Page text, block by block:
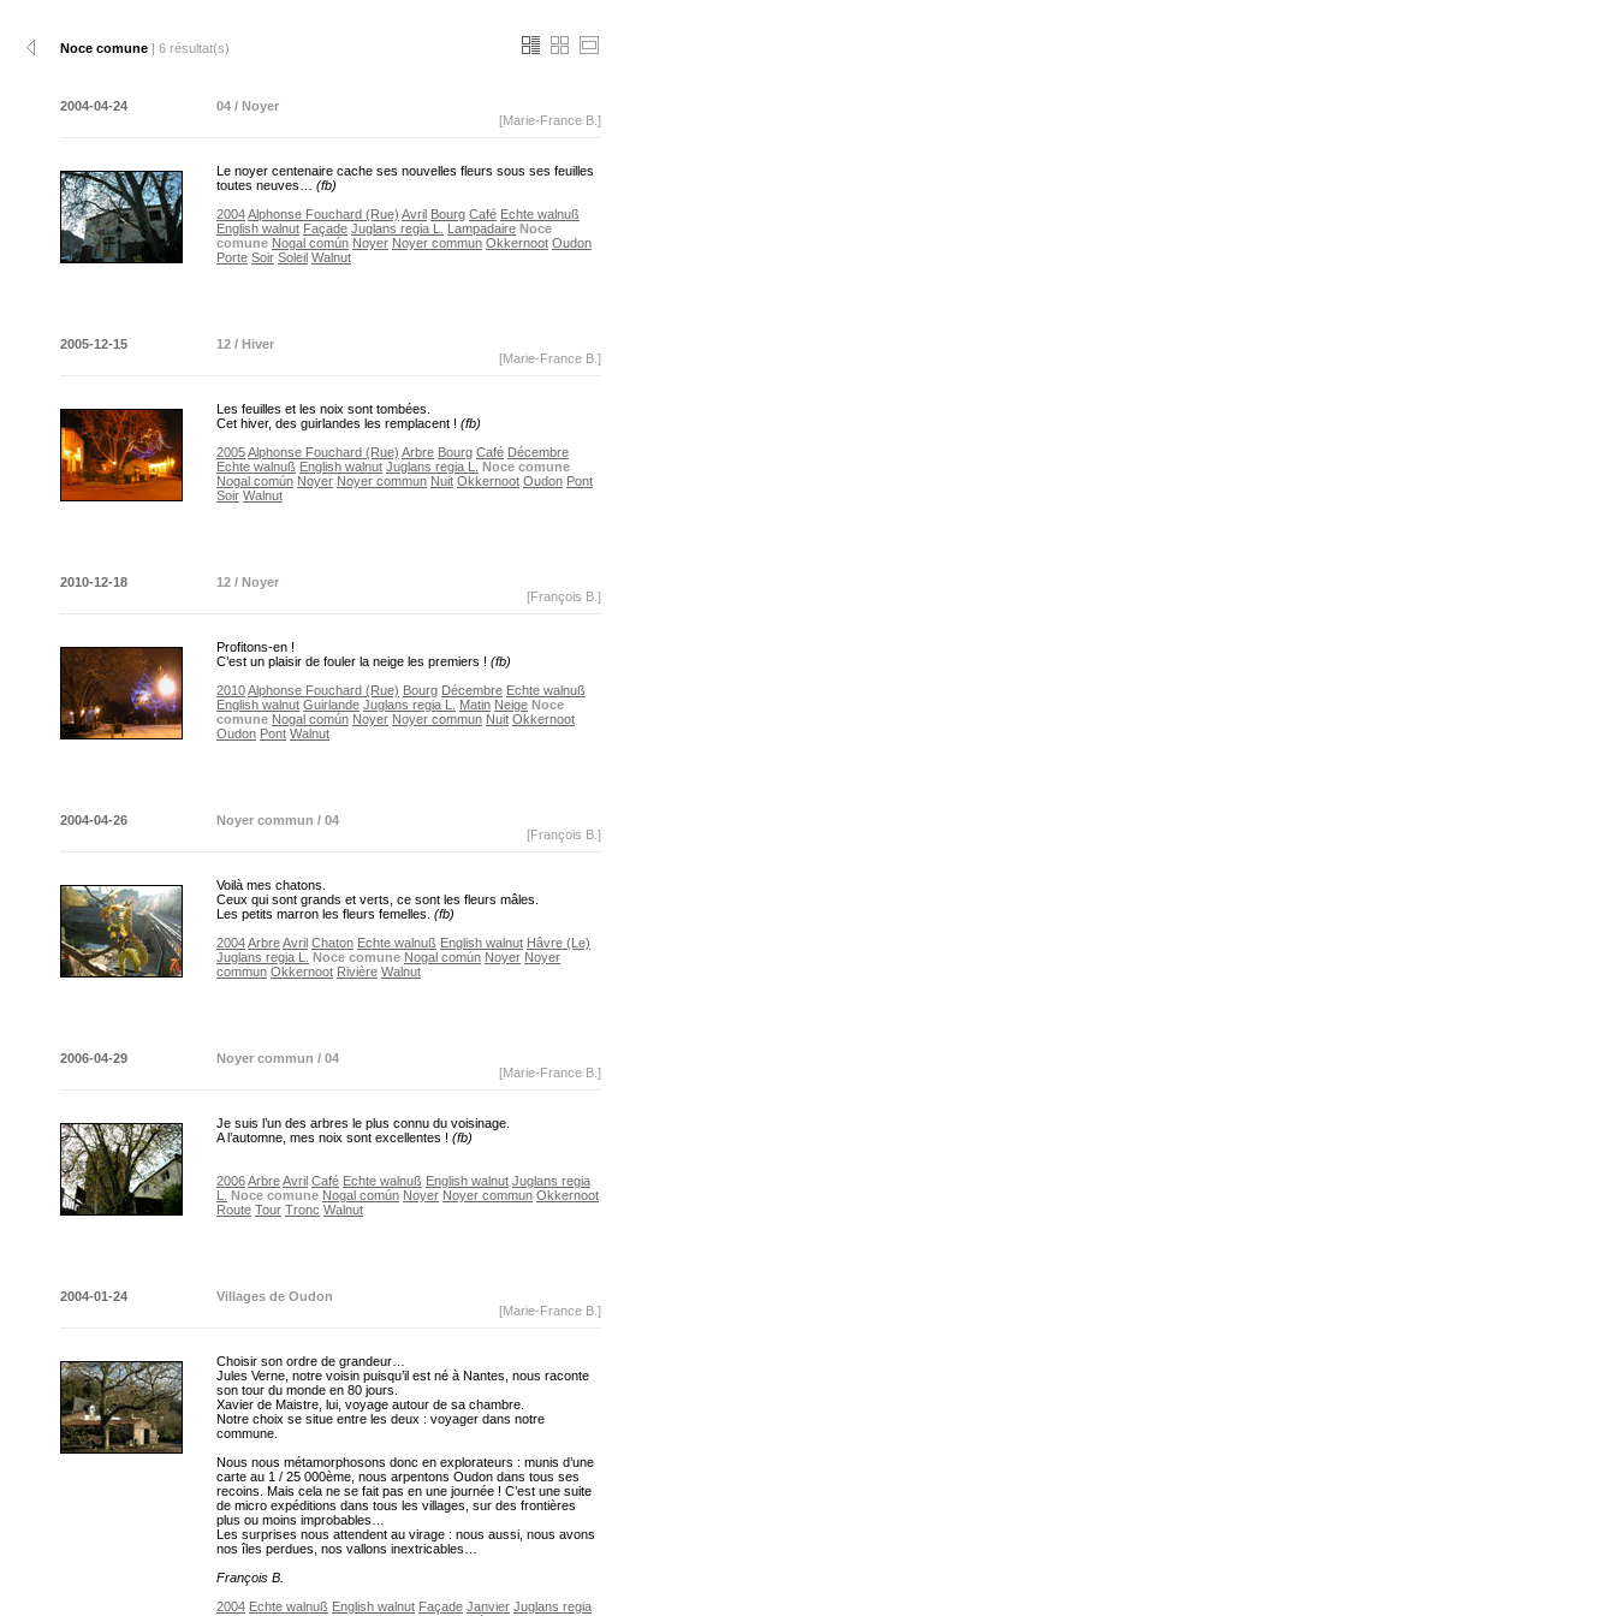
Noce comune | 6 résultat(s)
2004-04-24
04 / Noyer
[Marie-France B.]
Le noyer centenaire cache ses nouvelles fleurs sous ses feuilles
toutes neuves… (fb)
2004Alphonse Fouchard (Rue) Avril Bourg Café Echte walnuß
English walnut Façade Juglans regia L. Lampadaire Noce
comune Nogal común Noyer Noyer commun Okkernoot Oudon
Porte Soir Soleil Walnut
2005-12-15
12 / Hiver
[Marie-France B.]
Les feuilles et les noix sont tombées.
Cet hiver, des guirlandes les remplacent ! (fb)
2005Alphonse Fouchard (Rue) Arbre Bourg Café Décembre
Echte walnuß English walnut Juglans regia L.
Noce comune
Nogal común Noyer Noyer commun Nuit Okkernoot Oudon Pont
Soir Walnut
2010-12-18
12 / Noyer
[François B.]
Profitons-en !
C’est un plaisir de fouler la neige les premiers ! (fb)
2010Alphonse Fouchard (Rue) Bourg Décembre Echte walnuß
English walnut Guirlande Juglans regia L. Matin Neige Noce
comune Nogal común Noyer Noyer commun Nuit Okkernoot
Oudon Pont Walnut
2004-04-26
Noyer commun / 04
[François B.]
Voilà mes chatons.
Ceux qui sont grands et verts, ce sont les fleurs mâles.
Les petits marron les fleurs femelles. (fb)
2004ArbreAvril Chaton Echte walnuß English walnut Hâvre (Le)
Juglans regia L.
Noce comune Nogal común Noyer Noyer
commun Okkernoot Rivière Walnut
2006-04-29
Noyer commun / 04
[Marie-France B.]
Je suis l’un des arbres le plus connu du voisinage.
A l’automne, mes noix sont excellentes ! (fb)
2006ArbreAvril Café Echte walnuß English walnut Juglans regia
L.
Noce comune Nogal común Noyer Noyer commun Okkernoot
Route Tour Tronc Walnut
2004-01-24
Villages de Oudon
[Marie-France B.]
Choisir son ordre de grandeur…
Jules Verne, notre voisin puisqu’il est né à Nantes, nous raconte
son tour du monde en 80 jours.
Xavier de Maistre, lui, voyage autour de sa chambre.
Notre choix se situe entre les deux : voyager dans notre
commune.
Nous nous métamorphosons donc en explorateurs : munis d’une
carte au 1 / 25 000ème, nous arpentons Oudon dans tous ses
recoins. Mais cela ne se fait pas en une journée ! C’est une suite
de micro expéditions dans tous les villages, sur des frontières
plus ou moins improbables…
Les surprises nous attendent au virage : nous aussi, nous avons
nos îles perdues, nos vallons inextricables…
François B.
2004 Echte walnuß English walnut Façade Janvier Juglans regia